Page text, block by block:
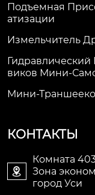
Подъемная
Атизации
Измельчитель
Виков Мини-
Мини-
КОНТАКТЫ

Комната
Зона
город Уси